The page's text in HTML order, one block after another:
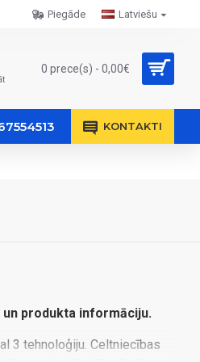
Latviešu
Piegāde
0 prece(s) - 0,00€
KONTAKTI
produkta informāciju.
3 tehnoloģiju. Celtniecības